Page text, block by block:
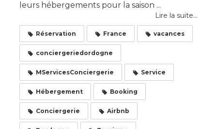
leurs hébergements pour la saison ...
Lire la suite...
Réservation France vacances
conciergeriedordogne
MServicesConciergerie Service
Hébergement Booking
Conciergerie Airbnb